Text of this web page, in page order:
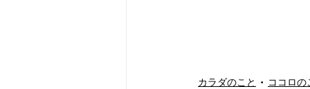
カラダのこと ココロの